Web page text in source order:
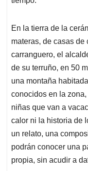
En la tierra de la
materas, de casas de
carranguero, el
de su terruño, en 50
una montaña
conocidos en la
niñas que van a
calor ni la historia de
un relato, una
podrán conocer una
propia, sin acudir a